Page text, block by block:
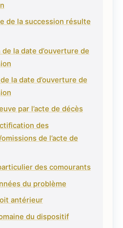
de la succession résulte
la date d’ouverture de
la date d’ouverture de
par l’acte de décès
des
de l’acte de
des comourants
du problème
antérieur
du dispositif